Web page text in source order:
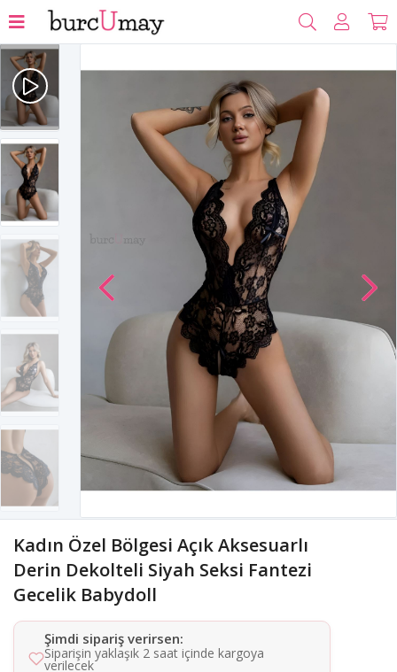
Kadın Özel Bölgesi Açık Aksesuarlı
Derin Dekolteli Siyah Seksi Fantezi
Gecelik Babydoll
Şimdi sipariş verirsen:
Siparişin yaklaşık 2 saat içinde kargoya
verilecek